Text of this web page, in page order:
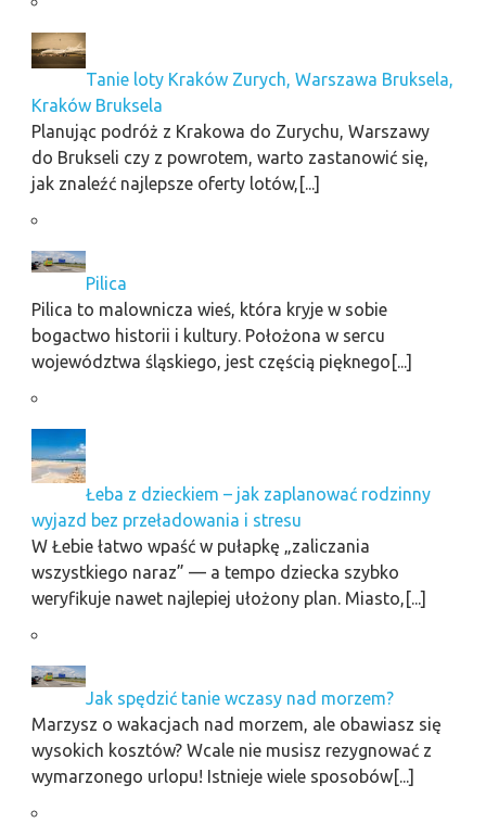
Tanie loty Kraków Zurych, Warszawa Bruksela,
Kraków Bruksela
Planując podróż z Krakowa do Zurychu, Warszawy
do Brukseli czy z powrotem, warto zastanowić się,
jak znaleźć najlepsze oferty lotów,[...]
Pilica
Pilica to malownicza wieś, która kryje w sobie
bogactwo historii i kultury. Położona w sercu
województwa śląskiego, jest częścią pięknego[...]
Łeba z dzieckiem – jak zaplanować rodzinny
wyjazd bez przeładowania i stresu
W Łebie łatwo wpaść w pułapkę „zaliczania
wszystkiego naraz” — a tempo dziecka szybko
weryfikuje nawet najlepiej ułożony plan. Miasto,[...]
Jak spędzić tanie wczasy nad morzem?
Marzysz o wakacjach nad morzem, ale obawiasz się
wysokich kosztów? Wcale nie musisz rezygnować z
wymarzonego urlopu! Istnieje wiele sposobów[...]